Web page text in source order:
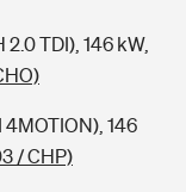
TDI), 146 kW,
4MOTION), 146
/ CHP)